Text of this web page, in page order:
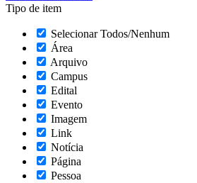
Tipo de item
Selecionar Todos/Nenhum
Área
Arquivo
Campus
Edital
Evento
Imagem
Link
Notícia
Página
Pessoa